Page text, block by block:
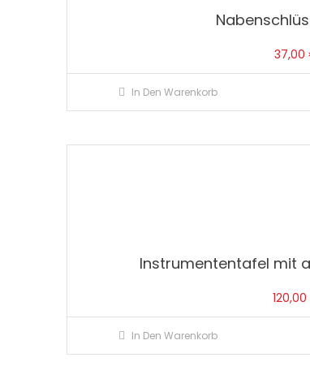
37,00
In Den Warenkorb
Instrumententafel mit
120,00
In Den Warenkorb